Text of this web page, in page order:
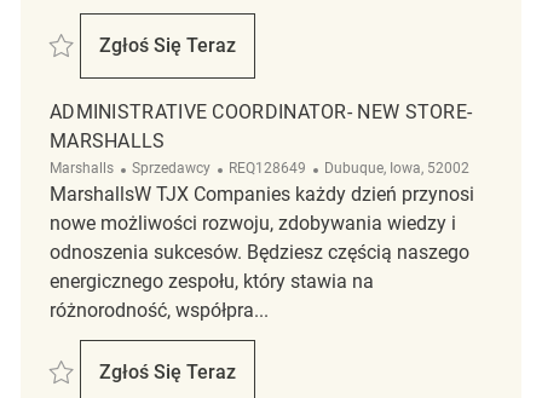
Zapisać Customer Experience Coordinator- New Store Part-Time-
Zgłoś Się Teraz
Customer Experience Coordinator- New
ADMINISTRATIVE COORDINATOR- NEW STORE-
MARSHALLS
Marshalls Kategoria
Sprzedawcy ReqId
REQ128649 Lokalizacja
Dubuque, Iowa, 52002
MarshallsW TJX Companies każdy dzień przynosi
nowe możliwości rozwoju, zdobywania wiedzy i
odnoszenia sukcesów. Będziesz częścią naszego
energicznego zespołu, który stawia na
różnorodność, współpra...
Zapisać Administrative Coordinator- New Store- Marshalls REQ128649
Zgłoś Się Teraz
Administrative Coordinator- New Store-